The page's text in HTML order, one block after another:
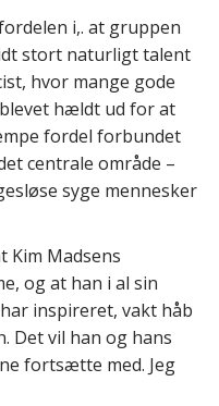
i,. at gruppen
stort naturligt talent
hvor mange gode
hældt ud for at
fordel forbundet
centrale område –
syge mennesker
Kim Madsens
og at han i al sin
inspireret, vakt håb
Det vil han og hans
fortsætte med. Jeg